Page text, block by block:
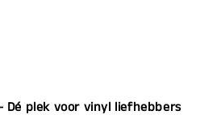
– Dé plek voor vinyl liefhebbers